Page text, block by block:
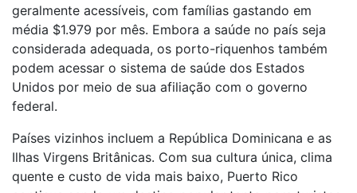
geralmente acessíveis, com famílias gastando em
média $1.979 por mês. Embora a saúde no país seja
considerada adequada, os porto-riquenhos também
podem acessar o sistema de saúde dos Estados
Unidos por meio de sua afiliação com o governo
federal.
Países vizinhos incluem a República Dominicana e as
Ilhas Virgens Britânicas. Com sua cultura única, clima
quente e custo de vida mais baixo, Puerto Rico